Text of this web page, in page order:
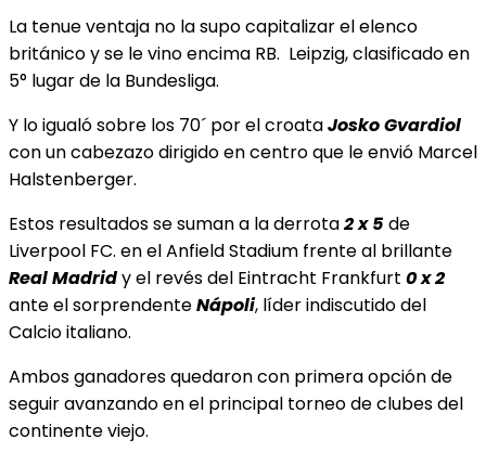
La tenue ventaja no la supo capitalizar el elenco
británico y se le vino encima RB. Leipzig, clasificado en
5° lugar de la Bundesliga.
Y lo igualó sobre los 70´ por el croataJosko Gvardiol
con un cabezazo dirigido en centro que le envió Marcel
Halstenberger.
Estos resultados se suman a la derrota2 x 5 de
Liverpool FC. en el Anfield Stadium frente al brillante
Real Madridy el revés del Eintracht Frankfurt 0 x 2
ante el sorprendenteNápoli, líder indiscutido del
Calcio italiano.
Ambos ganadores quedaron con primera opción de
seguir avanzando en el principal torneo de clubes del
continente viejo.